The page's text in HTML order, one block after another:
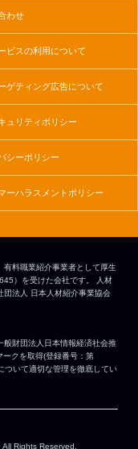
わせ
ビスの利用について
ゲティング広告について
ュリティポリシー
シーポリシー
ーハラスメントポリシー